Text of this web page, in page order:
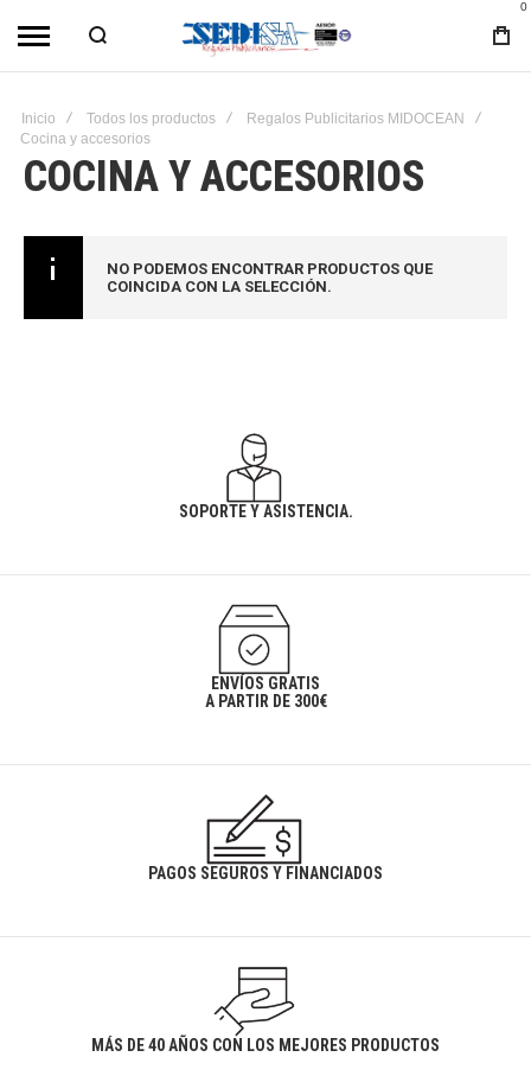
0
Inicio Todos los productos
Regalos Publicitarios MIDOCEAN
Cocina y accesorios
COCINA Y ACCESORIOS
NO PODEMOS ENCONTRAR PRODUCTOS QUE
COINCIDA CON LA SELECCIÓN.
SOPORTE Y ASISTENCIA.
ENVÍOS GRATIS
A PARTIR DE 300€
PAGOS SEGUROS Y FINANCIADOS
MÁS DE 40 AÑOS CON LOS MEJORES PRODUCTOS